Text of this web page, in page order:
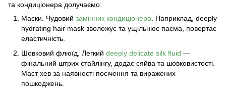
та кондиціонера долучаємо:
Маски. Чудовий замінник кондиціонера. Наприклад, deeply
hydrating hair mask зволожує та ущільнює пасма, повертає
еластичність.
Шовковий флюїд. Легкий deeply delicate silk fluid —
фінальний штрих стайлінгу, додає сяйва та шовковистості.
Маст хев за наявності посічення та виражених
пошкоджень.